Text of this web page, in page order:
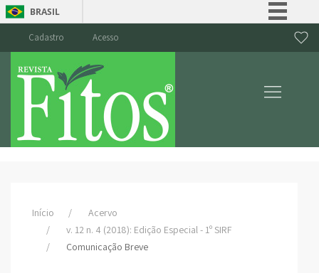
BRASIL
Canais
Cadastro Acesso
Início
Acervo
v. 12 n. 4 (2018): Edição Especial - 1º SIRF
Comunicação Breve